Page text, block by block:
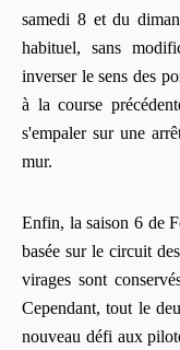
samedi 8 et du
habituel, sans
inverser le sens des
à la course
s'empaler sur une
mur.
Enfin, la saison 6 de
basée sur le circuit
virages sont
Cependant, tout le
nouveau défi aux